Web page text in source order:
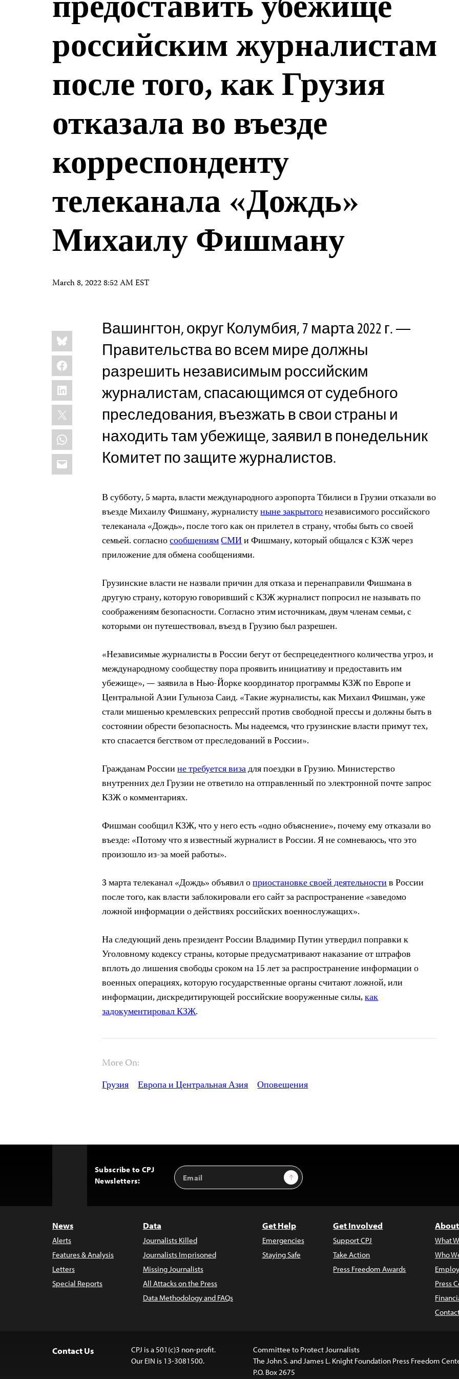
российским журналистам
после того, как Грузия
отказала во въезде
корреспонденту
телеканала «Дождь»
Михаилу Фишману
March 8, 2022 8:52 AM EST
Share
this:
Bluesky
Facebook
LinkedIn
X
WhatsApp
Email
Вашингтон, округ Колумбия, 7 марта 2022 г. —
Правительства во всем мире должны
разрешить независимым российским
журналистам, спасающимся от судебного
преследования, въезжать в свои страны и
находить там убежище, заявил в понедельник
Комитет по защите журналистов.
В субботу, 5 марта, власти международного аэропорта Тбилиси в Грузии отказали во
въезде Михаилу Фишману, журналистуныне закрытогонезависимого российского
телеканала «Дождь», после того как он прилетел в страну, чтобы быть со своей
семьей. согласносообщениямСМИи Фишману, который общался с КЗЖ через
приложение для обмена сообщениями.
Грузинские власти не назвали причин для отказа и перенаправили Фишмана в
другую страну, которую говоривший с КЗЖ журналист попросил не называть по
соображениям безопасности. Согласно этим источникам, двум членам семьи, с
которыми он путешествовал, въезд в Грузию был разрешен.
«Независимые журналисты в России бегут от беспрецедентного количества угроз, и
международному сообществу пора проявить инициативу и предоставить им
убежище», — заявила в Нью-Йорке координатор программы КЗЖ по Европе и
Центральной Азии Гульноза Саид. «Такие журналисты, как Михаил Фишман, уже
стали мишенью кремлевских репрессий против свободной прессы и должны быть в
состоянии обрести безопасность. Мы надеемся, что грузинские власти примут тех,
кто спасается бегством от преследований в России».
Гражданам Россиине требуется визадля поездки в Грузию. Министерство
внутренних дел Грузии не ответило на отправленный по электронной почте запрос
КЗЖ о комментариях.
Фишман сообщил КЗЖ, что у него есть «одно объяснение», почему ему отказали во
въезде: «Потому что я известный журналист в России. Я не сомневаюсь, что это
произошло из-за моей работы».
3 марта телеканал «Дождь» объявил оприостановке своей деятельностив России
после того, как власти заблокировали его сайт за распространение «заведомо
ложной информации о действиях российских военнослужащих».
На следующий день президент России Владимир Путин утвердил поправки к
Уголовному кодексу страны, которые предусматривают наказание от штрафов
вплоть до лишения свободы сроком на 15 лет за распространение информации о
военных операциях, которую государственные органы считают ложной, или
информации, дискредитирующей российские вооруженные силы,как
задокументировал КЗЖ.
More On:
Грузия Европа и Центральная Азия Оповещения
Subscribe to CPJ
Newsletters:
Email
Address
Sign Up
News
Alerts
Features & Analysis
Letters
Special Reports
Data
Journalists Killed
Journalists Imprisoned
Missing Journalists
All Attacks on the Press
Data Methodology and FAQs
Get Help
Emergencies
Staying Safe
Get Involved
Support CPJ
Take Action
Press Freedom Awards
What
Who
Press
Contact Us
CPJ is a 501(c)3 non-profit.
Our EIN is 13-3081500.
Committee to Protect Journalists
The John S. and James L. Knight Foundation Press Freedom
P.O. Box 2675